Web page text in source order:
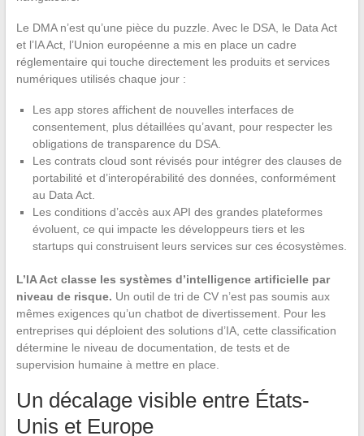
Le DMA n’est qu’une pièce du puzzle. Avec le DSA, le Data Act
et l’IA Act, l’Union européenne a mis en place un cadre
réglementaire qui touche directement les produits et services
numériques utilisés chaque jour :
Les app stores affichent de nouvelles interfaces de
consentement, plus détaillées qu’avant, pour respecter les
obligations de transparence du DSA.
Les contrats cloud sont révisés pour intégrer des clauses de
portabilité et d’interopérabilité des données, conformément
au Data Act.
Les conditions d’accès aux API des grandes plateformes
évoluent, ce qui impacte les développeurs tiers et les
startups qui construisent leurs services sur ces écosystèmes.
L’IA Act classe les systèmes d’intelligence artificielle par
niveau de risque. Un outil de tri de CV n’est pas soumis aux
mêmes exigences qu’un chatbot de divertissement. Pour les
entreprises qui déploient des solutions d’IA, cette classification
détermine le niveau de documentation, de tests et de
supervision humaine à mettre en place.
Un décalage visible entre États-
Unis et Europe